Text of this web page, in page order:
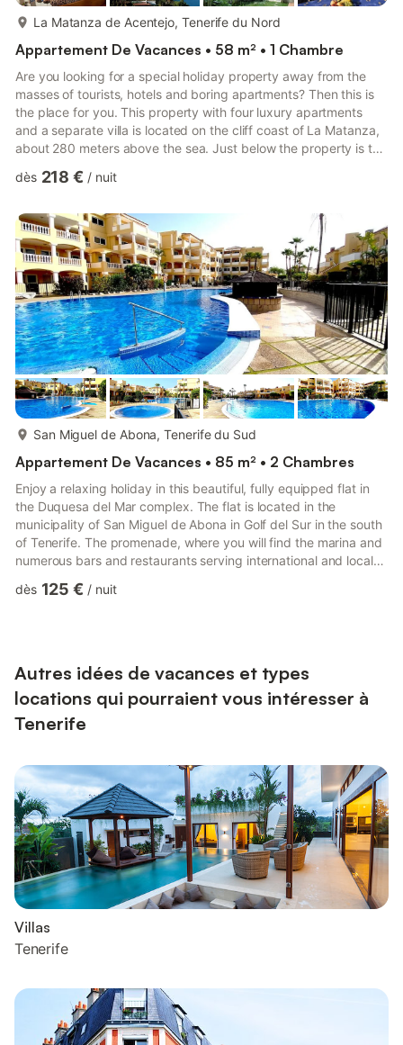
La Matanza de Acentejo, Tenerife du Nord
Appartement De Vacances • 58 m² • 1 Chambre
Are you looking for a special holiday property away from the
masses of tourists, hotels and boring apartments? Then this is
the place for you. This property with four luxury apartments
and a separate villa is located on the cliff coast of La Matanza,
about 280 meters above the sea. Just below the property is the
paths to the ocean. The property is ideal for holidaymakers with
setting. Exclusive apartment with a balcony, a swimming pool
and a sauna above the ocean on ...
dès 218 € / nuit
San Miguel de Abona, Tenerife du Sud
Appartement De Vacances • 85 m² • 2 Chambres
Enjoy a relaxing holiday in this beautiful, fully equipped flat in
the Duquesa del Mar complex. The flat is located in the
municipality of San Miguel de Abona in Golf del Sur in the south
of Tenerife. The promenade, where you will find the marina and
numerous bars and restaurants serving international and local
the promenade takes you to the picturesque town of "Los
dès 125 € / nuit
Autres idées de vacances et types
locations qui pourraient vous intéresser à
Tenerife
Villas
Tenerife